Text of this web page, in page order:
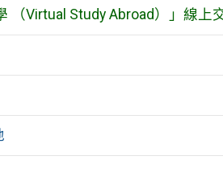
（Virtual Study Abroad）」線上